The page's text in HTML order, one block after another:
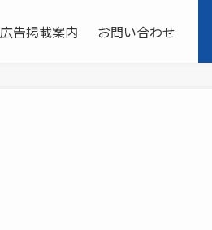
広告掲載案内 お問い合わせ